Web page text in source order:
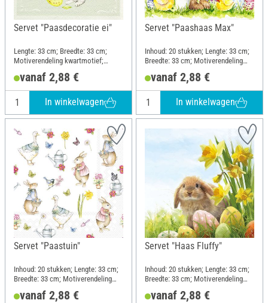
Servet "Paasdecoratie ei"
Lengte: 33 cm; Breedte: 33 cm;
Motiverendeling kwartmotief;
Materiaal: Papier
vanaf 2,88 €
In winkelwagen
Servet "Paashaas Max"
Inhoud: 20 stukken; Lengte: 33 cm;
Breedte: 33 cm; Motiverendeling
kwartmotief
vanaf 2,88 €
In winkelwagen
Servet "Paastuin"
Inhoud: 20 stukken; Lengte: 33 cm;
Breedte: 33 cm; Motiverendeling
geheel motief; Materiaal: Papier
vanaf 2,88 €
Servet "Haas Fluffy"
Inhoud: 20 stukken; Lengte: 33 cm;
Breedte: 33 cm; Motiverendeling
kwartmotief; Materiaal: Papier
vanaf 2,88 €